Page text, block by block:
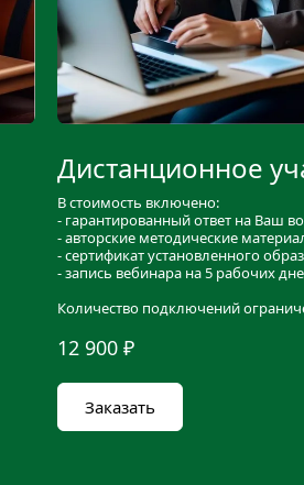
Дистанционное
В стоимость включено:
- гарантированный ответ на Ваш
- авторские методические
- сертификат установленного
- запись вебинара на 5 рабочих
Количество подключений
12 900 ₽
Заказать